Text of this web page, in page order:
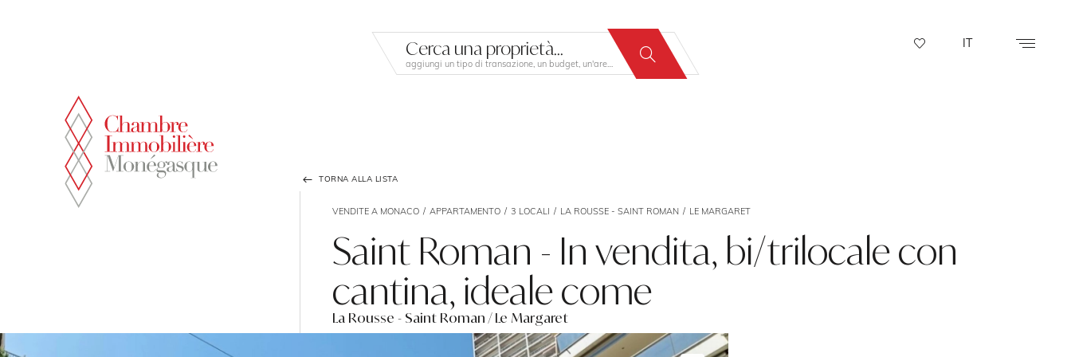
IT
Cerca una proprietà...
TORNA ALLA LISTA
VENDITE A MONACO APPARTAMENTO 3 LOCALI LA ROUSSE - SAINT ROMAN LE MARGARET
Saint Roman - In vendita, bi/trilocale con
cantina, ideale come
La Rousse - Saint Roman / Le Margaret